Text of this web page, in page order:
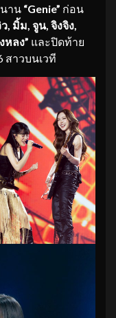
าน “Genie” ก่อน
, มิ้ม, จูน, จิงจิง,
หลง” และปิดท้าย
สาวบนเวที